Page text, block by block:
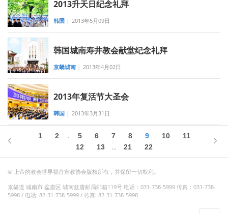
2013升天日纪念礼拜
韩国 2013年5月09日
韩国城南寿井教会献堂纪念礼拜
京畿城南 2013年4月02日
2013年复活节大圣会
韩国 2013年3月31日
1 2 ... 5 6 7 8 9 10
11
12
13 ... 21 22
© 上帝的教会世界福音宣教协会版权所有，并保留一切权利。
京畿道 城南市 盆唐区 城南盆唐邮局邮箱119号 电话：031-738-5999 传真：031-738-
5998 / 电话: 82-31-738-5999 / 传真: 82-31-738-5998